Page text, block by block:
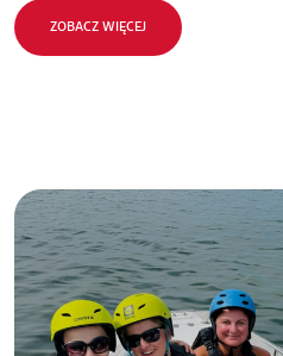
ZOBACZ WIĘCEJ